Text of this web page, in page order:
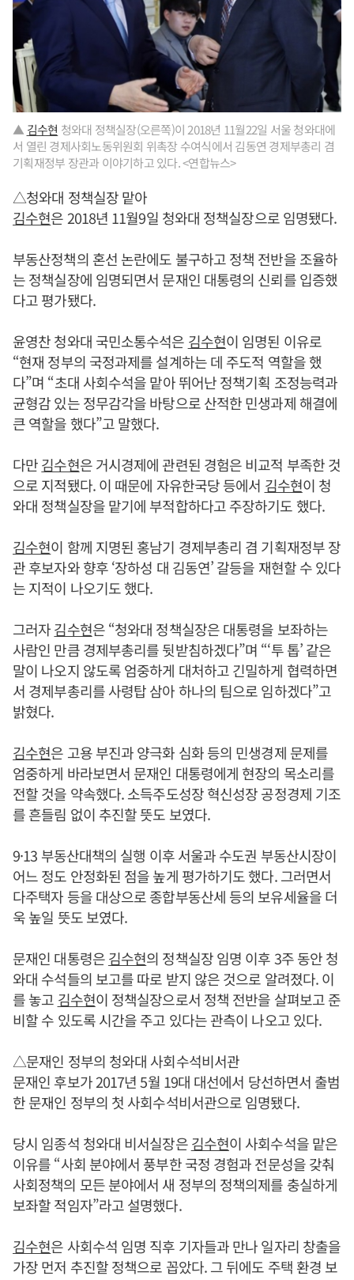
▲김수현 청와대 정책실장(오른쪽)이 2018년 11월22일 서울 청와대에
서 열린 경제사회노동위원회 위촉장 수여식에서 김동연 경제부총리 겸
기획재정부 장관과 이야기하고 있다. <연합뉴스>
△청와대 정책실장 맡아
김수현은 2018년 11월9일 청와대 정책실장으로 임명됐다.
부동산정책의 혼선 논란에도 불구하고 정책 전반을 조율하
는 정책실장에 임명되면서 문재인 대통령의 신뢰를 입증했
다고 평가됐다.
윤영찬 청와대 국민소통수석은 김수현이 임명된 이유로
“현재 정부의 국정과제를 설계하는 데 주도적 역할을 했
다”며 “초대 사회수석을 맡아 뛰어난 정책기획 조정능력과
균형감 있는 정무감각을 바탕으로 산적한 민생과제 해결에
큰 역할을 했다”고 말했다.
다만김수현은 거시경제에 관련된 경험은 비교적 부족한 것
으로 지적됐다. 이 때문에 자유한국당 등에서 김수현이 청
와대 정책실장을 맡기에 부적합하다고 주장하기도 했다.
김수현이 함께 지명된 홍남기 경제부총리 겸 기획재정부 장
관 후보자와 향후 ‘장하성 대 김동연’ 갈등을 재현할 수 있다
는 지적이 나오기도 했다.
그러자김수현은 “청와대 정책실장은 대통령을 보좌하는
사람인 만큼 경제부총리를 뒷받침하겠다”며 “‘투 톱’ 같은
말이 나오지 않도록 엄중하게 대처하고 긴밀하게 협력하면
서 경제부총리를 사령탑 삼아 하나의 팀으로 임하겠다”고
밝혔다.
김수현은 고용 부진과 양극화 심화 등의 민생경제 문제를
엄중하게 바라보면서 문재인 대통령에게 현장의 목소리를
전할 것을 약속했다. 소득주도성장 혁신성장 공정경제 기조
를 흔들림 없이 추진할 뜻도 보였다.
9·13 부동산대책의 실행 이후 서울과 수도권 부동산시장이
어느 정도 안정화된 점을 높게 평가하기도 했다. 그러면서
다주택자 등을 대상으로 종합부동산세 등의 보유세율을 더
욱 높일 뜻도 보였다.
문재인 대통령은김수현의 정책실장 임명 이후 3주 동안 청
와대 수석들의 보고를 따로 받지 않은 것으로 알려졌다. 이
를 놓고 김수현이 정책실장으로서 정책 전반을 살펴보고 준
비할 수 있도록 시간을 주고 있다는 관측이 나오고 있다.
△문재인 정부의 청와대 사회수석비서관
문재인 후보가 2017년 5월 19대 대선에서 당선하면서 출범
한 문재인 정부의 첫 사회수석비서관으로 임명됐다.
당시 임종석 청와대 비서실장은김수현이 사회수석을 맡은
이유를 “사회 분야에서 풍부한 국정 경험과 전문성을 갖춰
사회정책의 모든 분야에서 새 정부의 정책의제를 충실하게
보좌할 적임자”라고 설명했다.
김수현은 사회수석 임명 직후 기자들과 만나 일자리 창출을
가장 먼저 추진할 정책으로 꼽았다. 그 뒤에도 주택 환경 보